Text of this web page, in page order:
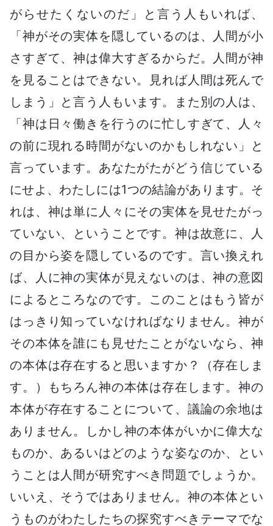
がらせたくないのだ」と言う人もいれば、
「神がその実体を隠しているのは、人間が小
さすぎて、神は偉大すぎるからだ。人間が神
を見ることはできない。見れば人間は死んで
しまう」と言う人もいます。また別の人は、
「神は日々働きを行うのに忙しすぎて、人々
の前に現れる時間がないのかもしれない」と
言っています。あなたがたがどう信じている
にせよ、わたしには1つの結論があります。そ
れは、神は単に人々にその実体を見せたがっ
ていない、ということです。神は故意に、人
の目から姿を隠しているのです。言い換えれ
ば、人に神の実体が見えないのは、神の意図
によるところなのです。このことはもう皆が
はっきり知っていなければなりません。神が
その本体を誰にも見せたことがないなら、神
の本体は存在すると思いますか？（存在しま
す。）もちろん神の本体は存在します。神の
本体が存在することについて、議論の余地は
ありません。しかし神の本体がいかに偉大な
ものか、あるいはどのような姿なのか、とい
うことは人間が研究すべき問題でしょうか。
いいえ、そうではありません。神の本体とい
うものがわたしたちの探究すべきテーマでな